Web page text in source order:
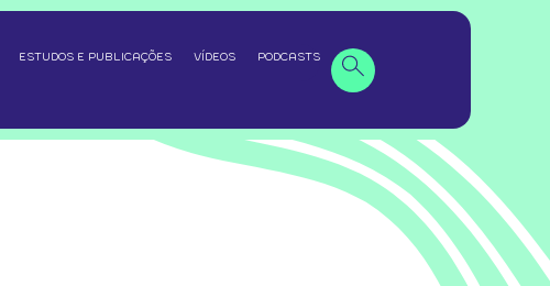
ESTUDOS E PUBLICAÇÕES VÍDEOS PODCASTS